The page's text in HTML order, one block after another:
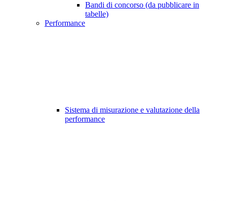
Bandi di concorso (da pubblicare in
tabelle)
Performance
Sistema di misurazione e valutazione della
performance